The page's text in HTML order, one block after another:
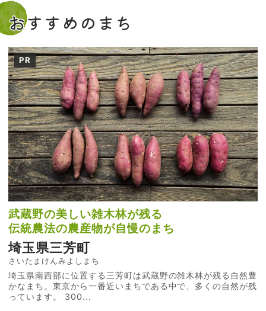
おすすめのまち
PR
武蔵野の美しい雑木林が残る
伝統農法の農産物が自慢のまち
埼玉県三芳町
さいたまけんみよしまち
埼玉県南西部に位置する三芳町は武蔵野の雑木林が残る自然豊
かなまち。東京から一番近いまちである中で、多くの自然が残
っています。 300...